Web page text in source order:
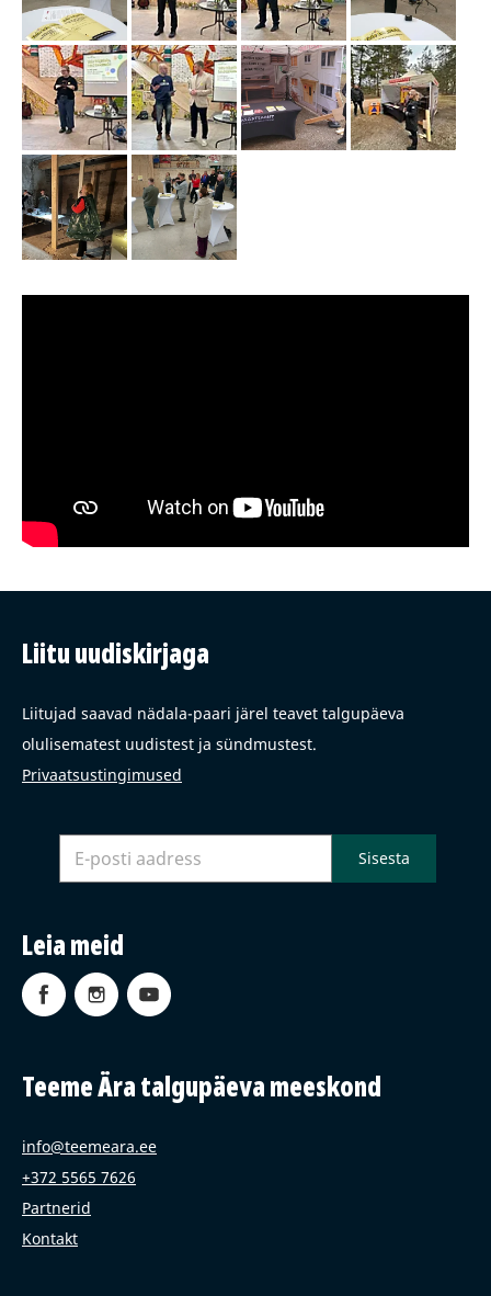
Liitu uudiskirjaga
Liitujad saavad nädala-paari järel teavet talgupäeva
olulisematest uudistest ja sündmustest.
Privaatsustingimused
Leia meid
Teeme Ära talgupäeva meeskond
info@teemeara.ee
+372 5565 7626
Partnerid
Kontakt